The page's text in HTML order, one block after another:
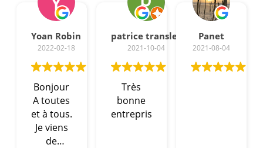
Yoan Robin
2022-02-18
Bonjour
A toutes
et à tous.
Je viens
de
patrice transler
2021-10-04
Très
bonne
entreprise
Panet
2021-08-04